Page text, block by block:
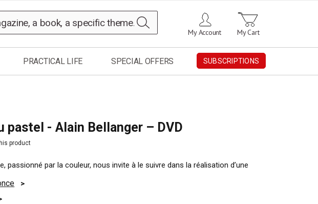
My Cart
My Account
PRACTICAL LIFE SPECIAL OFFERS SUBSCRIPTIONS
pastel - Alain Bellanger – DVD
product
passionné par la couleur, nous invite à le suivre dans la réalisation d’une